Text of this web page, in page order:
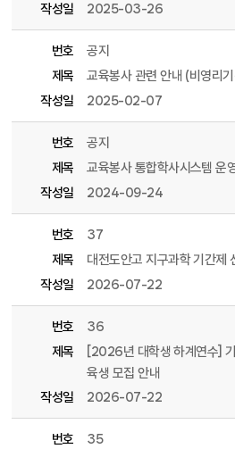
작성일
2025-03-26
번호
공지
제목
교육봉사 관련 안내 (비영리
작성일
2025-02-07
번호
공지
제목
교육봉사 통합학사시스템 운
작성일
2024-09-24
번호
37
제목
대전도안고 지구과학 기간제
작성일
2026-07-22
번호
36
제목
[2026년 대학생 하계연수]
육생 모집 안내
작성일
2026-07-22
번호
35